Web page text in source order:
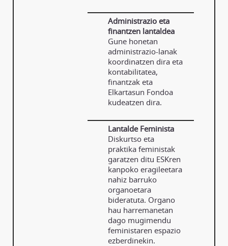
Administrazio eta
finantzen lantaldea
Gune honetan
administrazio-lanak
koordinatzen dira eta
kontabilitatea,
finantzak eta
Elkartasun Fondoa
kudeatzen dira.
Lantalde Feminista
Diskurtso eta
praktika feministak
garatzen ditu ESKren
kanpoko eragileetara
nahiz barruko
organoetara
bideratuta. Organo
hau harremanetan
dago mugimendu
feministaren espazio
ezberdinekin.